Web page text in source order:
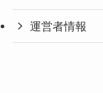
運営者情報